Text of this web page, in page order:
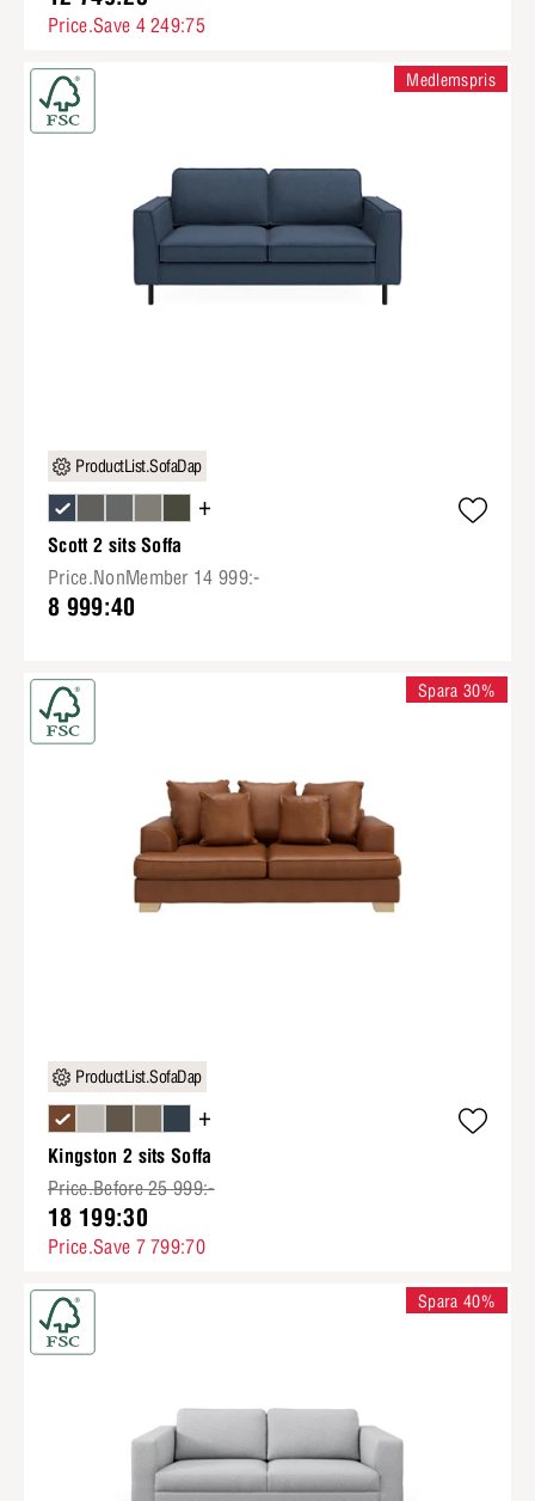
Price.Save 4 249:75
ProductList.SofaDap
+
Scott 2 sits Soffa
Price.NonMember 14 999:-
8 999:40
Medlemspris
ProductList.SofaDap
+
Kingston 2 sits Soffa
Price.Before 25 999:-
18 199:30
Price.Save 7 799:70
Spara 30%
Spara 40%